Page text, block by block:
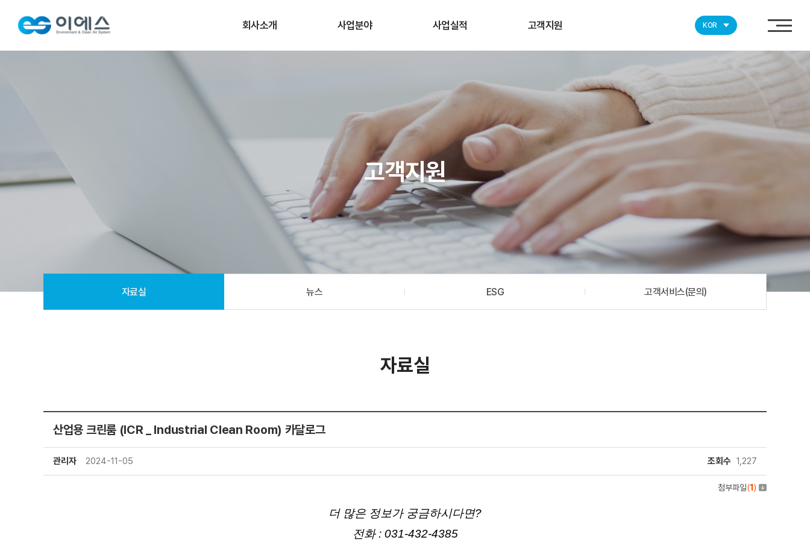
회사소개
오시는길
사업분야 사업실적
산업 공조 솔루션
고객지원
뉴스
고객서비스(문의)
KOR
고객지원
자료실 뉴스 ESG 고객서비스(문의)
자료실
산업용 크린룸 (ICR _ Industrial Clean Room) 카달로그
관리자 2024-11-05 조회수 1,227
첨부파일(1 )
더 많은 정보가 궁금하시다면?
전화 : 031-432-4385